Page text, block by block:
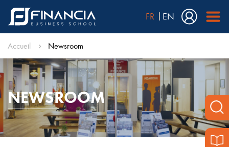
FR EN
Accueil Newsroom
NEWSROOM